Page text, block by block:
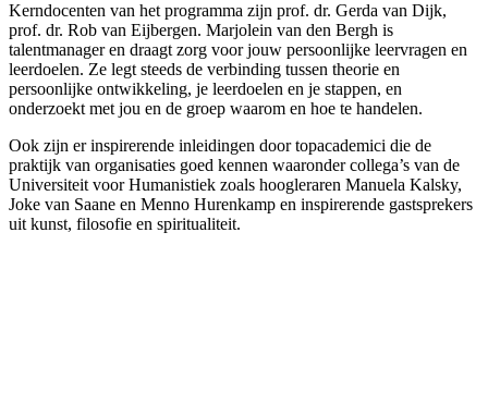
Kerndocenten van het programma zijn prof. dr. Gerda van Dijk,
prof. dr. Rob van Eijbergen. Marjolein van den Bergh is
talentmanager en draagt zorg voor jouw persoonlijke leervragen en
leerdoelen. Ze legt steeds de verbinding tussen theorie en
persoonlijke ontwikkeling, je leerdoelen en je stappen, en
onderzoekt met jou en de groep waarom en hoe te handelen.
Ook zijn er inspirerende inleidingen door topacademici die de
praktijk van organisaties goed kennen waaronder collega’s van de
Universiteit voor Humanistiek zoals hoogleraren Manuela Kalsky,
Joke van Saane en Menno Hurenkamp en inspirerende gastsprekers
uit kunst, filosofie en spiritualiteit.